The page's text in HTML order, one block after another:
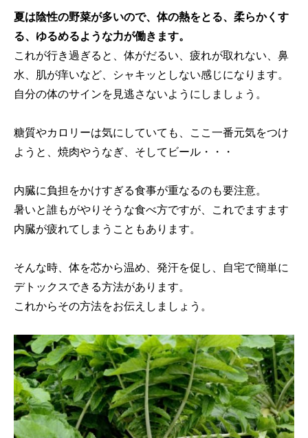
夏は陰性の野菜が多いので、体の熱をとる、柔らかくす
る、ゆるめるような力が働きます。
これが行き過ぎると、体がだるい、疲れが取れない、鼻
水、肌が痒いなど、シャキッとしない感じになります。
自分の体のサインを見逃さないようにしましょう。
糖質やカロリーは気にしていても、ここ一番元気をつけ
ようと、焼肉やうなぎ、そしてビール・・・
内臓に負担をかけすぎる食事が重なるのも要注意。
暑いと誰もがやりそうな食べ方ですが、これでますます
内臓が疲れてしまうこともあります。
そんな時、体を芯から温め、発汗を促し、自宅で簡単に
デトックスできる方法があります。
これからその方法をお伝えしましょう。